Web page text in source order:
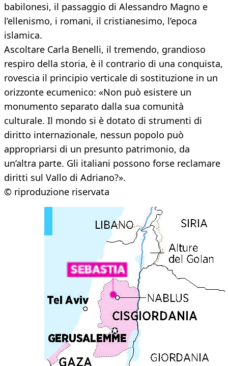
babilonesi, il passaggio di Alessandro Magno e
l’ellenismo, i romani, il cristianesimo, l’epoca
islamica.
Ascoltare Carla Benelli, il tremendo, grandioso
respiro della storia, è il contrario di una conquista,
rovescia il principio verticale di sostituzione in un
orizzonte ecumenico: «Non può esistere un
monumento separato dalla sua comunità
culturale. Il mondo si è dotato di strumenti di
diritto internazionale, nessun popolo può
appropriarsi di un presunto patrimonio, da
un’altra parte. Gli italiani possono forse reclamare
diritti sul Vallo di Adriano?».
© riproduzione riservata